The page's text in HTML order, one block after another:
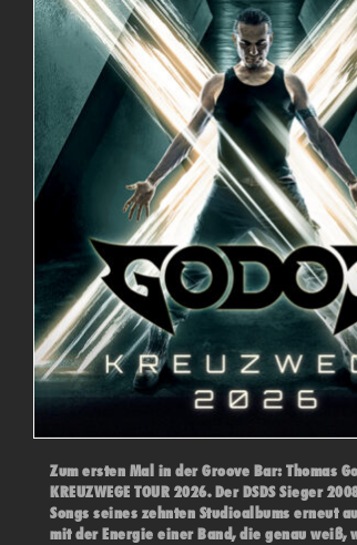
Zum ersten Mal in der Groove Bar: Thomas
KREUZWEGE TOUR 2026. Der DSDS Sieger
Songs seines zehnten Studioalbums erneut
mit der Energie einer Band, die genau weiß,